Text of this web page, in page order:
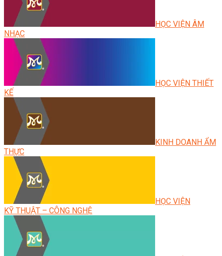
HỌC VIỆN ÂM
NHẠC
HỌC VIỆN THIẾT
KẾ
KINH DOANH ẨM
THỰC
HỌC VIỆN
KỸ THUẬT – CÔNG NGHỆ